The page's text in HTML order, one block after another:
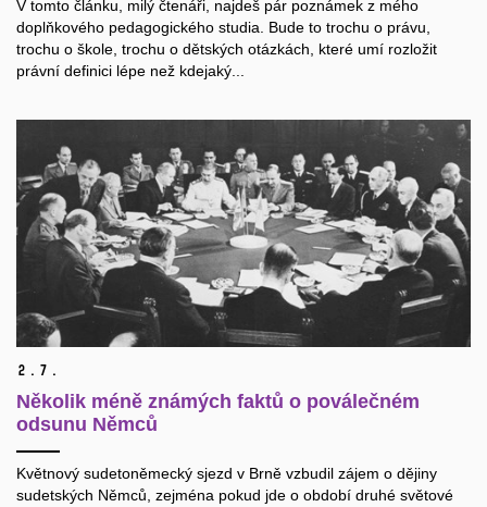
V tomto článku, milý čtenáři, najdeš pár poznámek z mého
doplňkového pedagogického studia. Bude to trochu o právu,
trochu o škole, trochu o dětských otázkách, které umí rozložit
právní definici lépe než kdejaký...
2. 7.
Několik méně známých faktů o poválečném
odsunu Němců
Květnový sudetoněmecký sjezd v Brně vzbudil zájem o dějiny
sudetských Němců, zejména pokud jde o období druhé světové